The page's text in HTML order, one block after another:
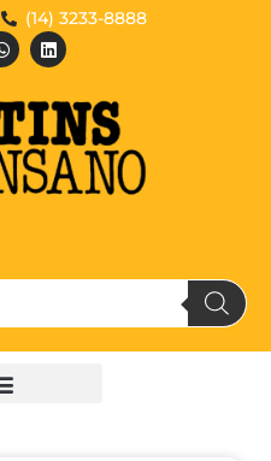
(14) 3233-8888